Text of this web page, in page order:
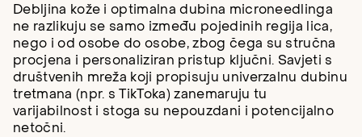
Debljina kože i optimalna dubina microneedlinga
ne razlikuju se samo između pojedinih regija lica,
nego i od osobe do osobe, zbog čega su stručna
procjena i personaliziran pristup ključni. Savjeti s
društvenih mreža koji propisuju univerzalnu dubinu
tretmana (npr. s TikToka) zanemaruju tu
varijabilnost i stoga su nepouzdani i potencijalno
netočni.